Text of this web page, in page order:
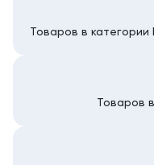
Товаров в
Товаров